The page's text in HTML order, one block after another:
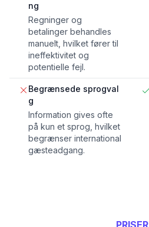
ng
Regninger og
betalinger behandles
manuelt, hvilket fører til
ineffektivitet og
potentielle fejl.
Begrænsede sprogval
g
Information gives ofte
på kun et sprog, hvilket
begrænser international
gæsteadgang.